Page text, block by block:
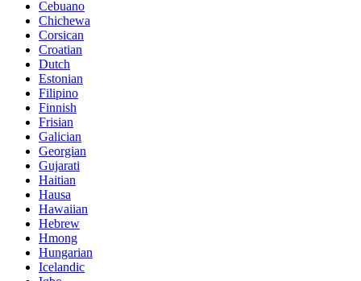
Cebuano
Chichewa
Corsican
Croatian
Dutch
Estonian
Filipino
Finnish
Frisian
Galician
Georgian
Gujarati
Haitian
Hausa
Hawaiian
Hebrew
Hmong
Hungarian
Icelandic